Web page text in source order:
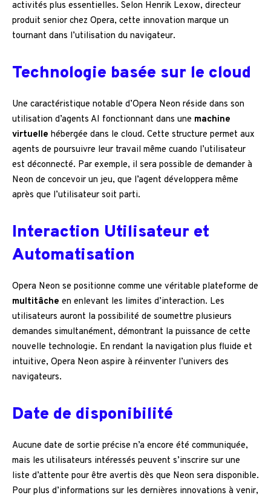
activités plus essentielles. Selon Henrik Lexow, directeur
produit senior chez Opera, cette innovation marque un
tournant dans l’utilisation du navigateur.
Technologie basée sur le cloud
Une caractéristique notable d’Opera Neon réside dans son
utilisation d’agents AI fonctionnant dans une machine
virtuelle hébergée dans le cloud. Cette structure permet aux
agents de poursuivre leur travail même cuando l’utilisateur
est déconnecté. Par exemple, il sera possible de demander à
Neon de concevoir un jeu, que l’agent développera même
après que l’utilisateur soit parti.
Interaction Utilisateur et
Automatisation
Opera Neon se positionne comme une véritable plateforme de
multitâche en enlevant les limites d’interaction. Les
utilisateurs auront la possibilité de soumettre plusieurs
demandes simultanément, démontrant la puissance de cette
nouvelle technologie. En rendant la navigation plus fluide et
intuitive, Opera Neon aspire à réinventer l’univers des
navigateurs.
Date de disponibilité
Aucune date de sortie précise n’a encore été communiquée,
mais les utilisateurs intéressés peuvent s’inscrire sur une
liste d’attente pour être avertis dès que Neon sera disponible.
Pour plus d’informations sur les dernières innovations à venir,